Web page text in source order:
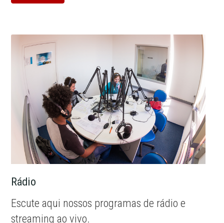
Rádio
Escute aqui nossos programas de rádio e
streaming ao vivo.